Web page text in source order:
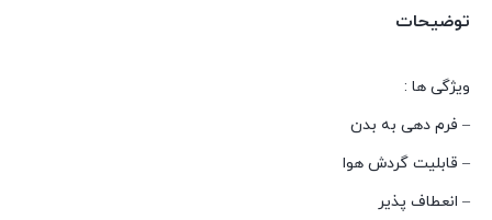
توضیحات
ویژگی ها :
– فرم دهی به بدن
– قابلیت گردش هوا
– انعطاف پذیر